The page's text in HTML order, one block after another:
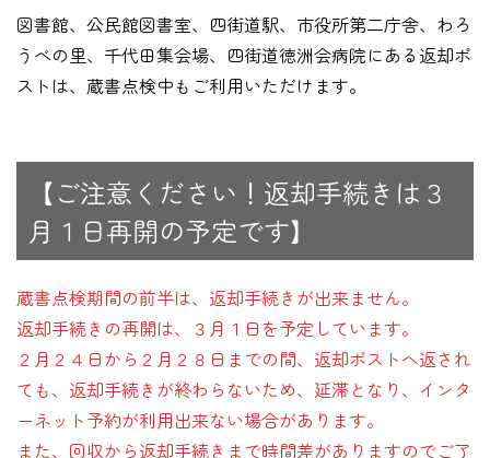
図書館、公民館図書室、四街道駅、市役所第二庁舎、わろ
うべの里、千代田集会場、四街道徳洲会病院にある返却ポ
ストは、蔵書点検中もご利用いただけます。
【ご注意ください！返却手続きは３
月１日再開の予定です】
蔵書点検期間の前半は、返却手続きが出来ません。
返却手続きの再開は、３月１日を予定しています。
２月２４日から２月２８日までの間、返却ポストへ返され
ても、返却手続きが終わらないため、延滞となり、インタ
ーネット予約が利用出来ない場合があります。
また、回収から返却手続きまで時間差がありますのでご了